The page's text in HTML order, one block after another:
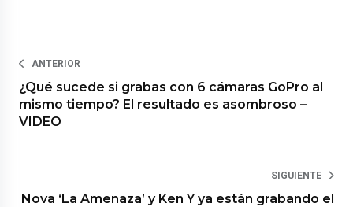
ANTERIOR
¿Qué sucede si grabas con 6 cámaras GoPro al
mismo tiempo? El resultado es asombroso –
VIDEO
SIGUIENTE
Nova ‘La Amenaza’ y Ken Y ya están grabando el